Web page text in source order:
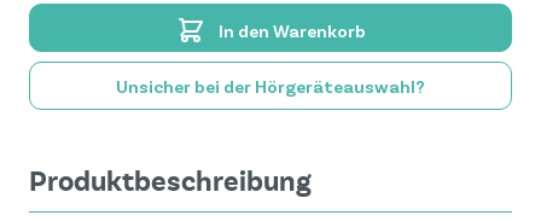
In den Warenkorb
Unsicher bei der Hörgeräteauswahl?
Produktbeschreibung